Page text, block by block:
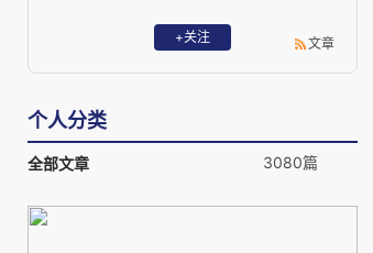
+关注 文章
个人分类
全部文章 3080篇